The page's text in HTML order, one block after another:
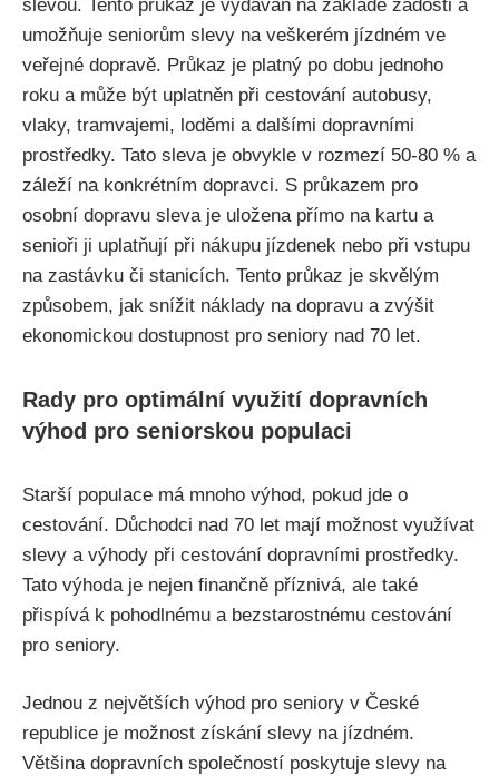
slevou. Tento průkaz je ​vydáván ‌na základě žádosti a
umožňuje seniorům slevy na‌ veškerém jízdném⁤ ve‌
veřejné dopravě. Průkaz‌ je‌ platný po dobu jednoho
roku a⁣ může‍ být uplatněn při cestování autobusy,
vlaky, tramvajemi, loděmi ‌a dalšími dopravními⁤
prostředky.⁤ Tato ​sleva je obvykle v rozmezí 50-80 % ‍a
záleží na konkrétním dopravci. S průkazem pro
osobní dopravu sleva je uložena přímo‍ na‍ kartu a
senioři ji uplatňují při​ nákupu jízdenek ⁢nebo⁢ při vstupu
na zastávku či stanicích.⁣ Tento průkaz je skvělým
způsobem, jak snížit náklady na dopravu a zvýšit
ekonomickou dostupnost pro ​seniory⁣ nad 70 let.
Rady pro optimální využití dopravních
výhod pro seniorskou populaci
Starší populace má mnoho výhod, pokud jde o
cestování. Důchodci nad 70 let mají možnost‍ využívat
slevy a výhody při‌ cestování dopravními prostředky.
Tato výhoda je nejen finančně ‍příznivá, ale také
přispívá k pohodlnému a bezstarostnému cestování
pro seniory.
Jednou‍ z největších výhod pro seniory⁣ v České
republice je možnost získání slevy na jízdném.
Většina dopravních společností poskytuje⁤ slevy na